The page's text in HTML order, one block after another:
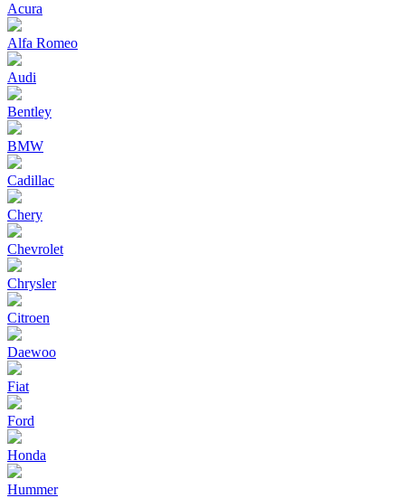
Acura
Alfa Romeo
Audi
Bentley
BMW
Cadillac
Chery
Chevrolet
Chrysler
Citroen
Daewoo
Fiat
Ford
Honda
Hummer